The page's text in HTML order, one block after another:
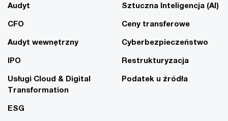
Audyt
CFO
Audyt wewnętrzny
IPO
Usługi Cloud & Digital
Transformation
ESG
Sztuczna Inteligencja (AI)
Ceny transferowe
Cyberbezpieczeństwo
Restrukturyzacja
Podatek u źródła